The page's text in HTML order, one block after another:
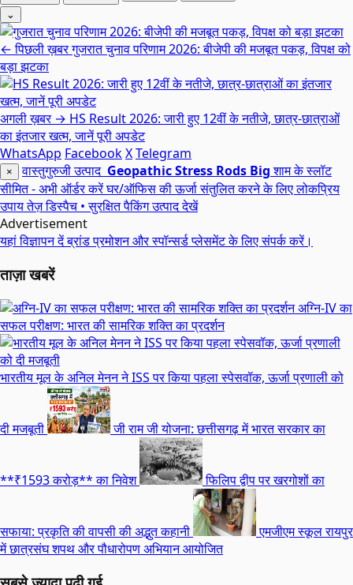
⌄
← पिछली ख़बरगुजरात चुनाव परिणाम 2026: बीजेपी की मजबूत पकड़, विपक्ष को
बड़ा झटका
अगली ख़बर → HS Result 2026: जारी हुए 12वीं के नतीजे, छात्र-छात्राओं
का इंतजार खत्म, जानें पूरी अपडेट
WhatsApp FacebookXTelegram
× वास्तुगुरुजी उत्पाद